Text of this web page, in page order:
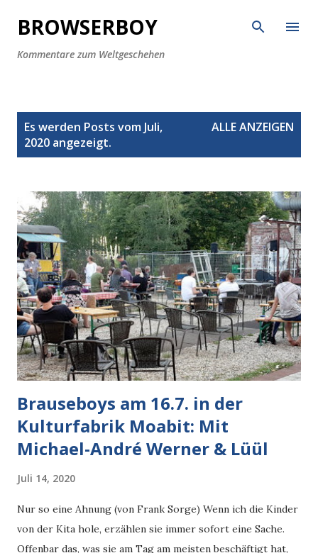
Direkt zum Hauptbereich
BROWSERBOY
Kommentare zum Weltgeschehen
Es werden Posts vom Juli,
2020 angezeigt.
ALLE ANZEIGEN
Brauseboys am 16.7. in der
Kulturfabrik Moabit: Mit
Michael-André Werner & Lüül
Juli 14, 2020
Nur so eine Ahnung (von Frank Sorge) Wenn ich die Kinder
von der Kita hole, erzählen sie immer sofort eine Sache.
Offenbar das, was sie am Tag am meisten beschäftigt hat,